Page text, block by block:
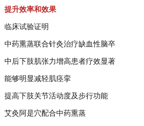
提升效率和效果
临床试验证明
中药熏蒸联合针灸治疗缺血性脑卒
中后下肢肌张力增高患者疗效显著
能够明显减轻肌痉挛
提高下肢关节活动度及步行功能
艾灸阿是穴配合中药熏蒸